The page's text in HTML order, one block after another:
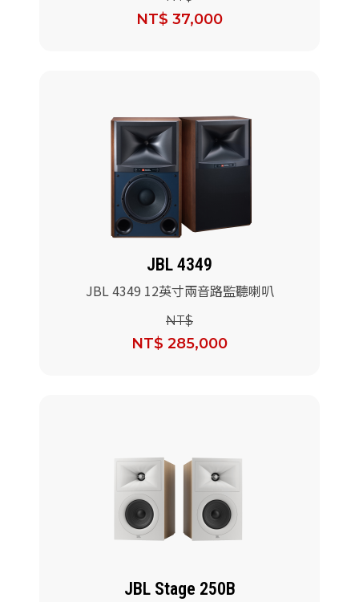
NT$ 37,000
JBL 4349
JBL 4349 12英寸兩音路監聽喇叭
NT$
NT$ 285,000
JBL Stage 250B